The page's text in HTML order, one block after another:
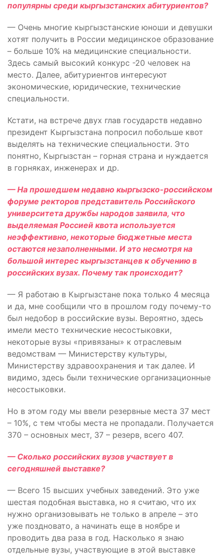
популярны среди кыргызстанских абитуриентов?
— Очень многие кыргызстанские юноши и девушки
хотят получить в России медицинское образование
– больше 10% на медицинские специальности.
Здесь самый высокий конкурс -20 человек на
место. Далее, абитуриентов интересуют
экономические, юридические, технические
специальности.
Кстати, на встрече двух глав государств недавно
президент Кыргызстана попросил побольше квот
выделять на технические специальности. Это
понятно, Кыргызстан – горная страна и нуждается
в горняках, инженерах и др.
— На прошедшем недавно кыргызско-российском
форуме ректоров представитель Российского
университета дружбы народов заявила, что
выделяемая Россией квота используется
неэффективно, некоторые бюджетные места
остаются незаполненными. И это несмотря на
большой интерес кыргызстанцев к обучению в
российских вузах. Почему так происходит?
— Я работаю в Кыргызстане пока только 4 месяца
и да, мне сообщили что в прошлом году почему-то
был недобор в российские вузы. Вероятно, здесь
имели место технические несостыковки,
некоторые вузы «привязаны» к отраслевым
ведомствам — Министерству культуры,
Министерству здравоохранения и так далее. И
видимо, здесь были технические организационные
несостыковки.
Но в этом году мы ввели резервные места 37 мест
– 10%, с тем чтобы места не пропадали. Получается
370 – основных мест, 37 – резерв, всего 407.
— Сколько российских вузов участвует в
сегодняшней выставке?
— Всего 15 высших учебных заведений. Это уже
шестая подобная выставка, но я считаю, что их
нужно организовывать не только в апреле – это
уже поздновато, а начинать еще в ноябре и
проводить два раза в год. Насколько я знаю
отдельные вузы, участвующие в этой выставке